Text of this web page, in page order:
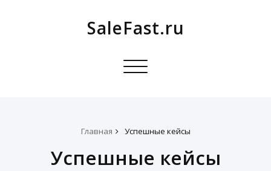
SaleFast.ru
Toggle
Главная Успешные кейсы
Успешные кейсы